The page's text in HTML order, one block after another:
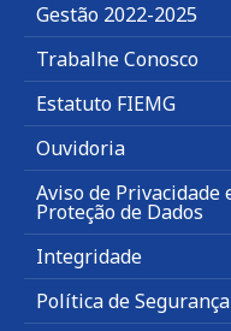
Gestão 2022-2025
Trabalhe Conosco
Estatuto FIEMG
Ouvidoria
Aviso de Privacidade
Proteção de Dados
Integridade
Política de